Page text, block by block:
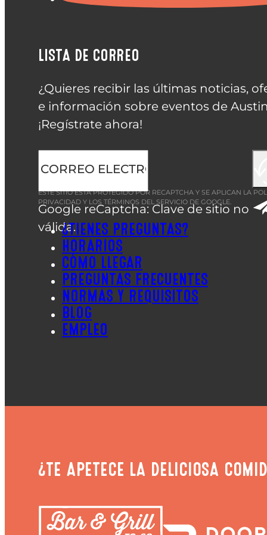
LISTA DE CORREO
¿Quieres recibir las últimas noticias,
e información sobre eventos de
¡Regístrate ahora!
Google reCaptcha: Clave de sitio no
válida.
ESTE SITIO ESTÁ PROTEGIDO POR RECAPTCHA Y SE APLICAN LA
PRIVACIDAD Y LOS TÉRMINOS DEL SERVICIO DE GOOGLE.
¿TIENES PREGUNTAS?
HORARIOS
CÓMO LLEGAR
PREGUNTAS FRECUENTES
NORMAS Y REQUISITOS
BLOG
EMPLEO
¿TE APETECE LA DELICIOSA